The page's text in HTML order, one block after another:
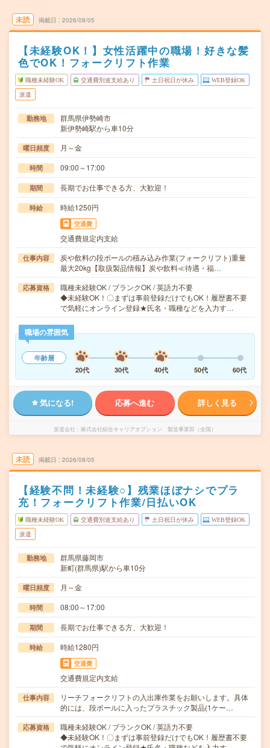
未読 掲載日 2026/08/05
【未経験OK！】女性活躍中の職場！好きな髪
色でOK！フォークリフト作業
職種未経験OK 交通費別途支給あり 土日祝日が休み WEB登録OK
派遣
勤務地
群馬県伊勢崎市
新伊勢崎駅から車10分
曜日頻度 月～金
時間 09:00～17:00
期間 長期でお仕事できる方、大歓迎！
時給 時給1250円
交通費
交通費規定内支給
仕事内容
炭や飲料の段ボールの積み込み作業(フォークリフト)重量
最大20kg【取扱製品情報】炭や飲料≪待遇・福…
応募資格
職種未経験OK / ブランクOK / 英語力不要
◆未経験OK！〇まずは事前登録だけでもOK！履歴書不要
で気軽にオンライン登録★氏名・職種などを入力す…
職場の雰囲気
年齢層
20代
30代 40代 50代 60代
気になる! 応募へ進む 詳しく見る
派遣会社 株式会社綜合キャリアオプション 製造事業部（全国）
未読 掲載日 2026/08/05
【経験不問！未経験○】残業ほぼナシでプラ
充！フォークリフト作業/日払いOK
職種未経験OK 交通費別途支給あり 土日祝日が休み WEB登録OK
派遣
勤務地
群馬県藤岡市
新町(群馬県)駅から車10分
曜日頻度 月～金
時間 08:00～17:00
期間 長期でお仕事できる方、大歓迎！
時給 時給1280円
交通費
交通費規定内支給
仕事内容
リーチフォークリフトの入出庫作業をお願いします。具体
的には、段ボールに入ったプラスチック製品(1ケー…
応募資格
職種未経験OK / ブランクOK / 英語力不要
◆未経験OK！〇まずは事前登録だけでもOK！履歴書不要